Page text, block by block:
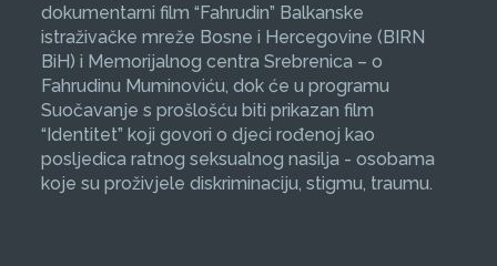
dokumentarni film “Fahrudin” Balkanske
istraživačke mreže Bosne i Hercegovine (BIRN
BiH) i Memorijalnog centra Srebrenica – o
Fahrudinu Muminoviću, dok će u programu
Suočavanje s prošlošću biti prikazan film
“Identitet” koji govori o djeci rođenoj kao
posljedica ratnog seksualnog nasilja - osobama
koje su proživjele diskriminaciju, stigmu, traumu.